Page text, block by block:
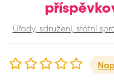
Úřady, sdružení, státní